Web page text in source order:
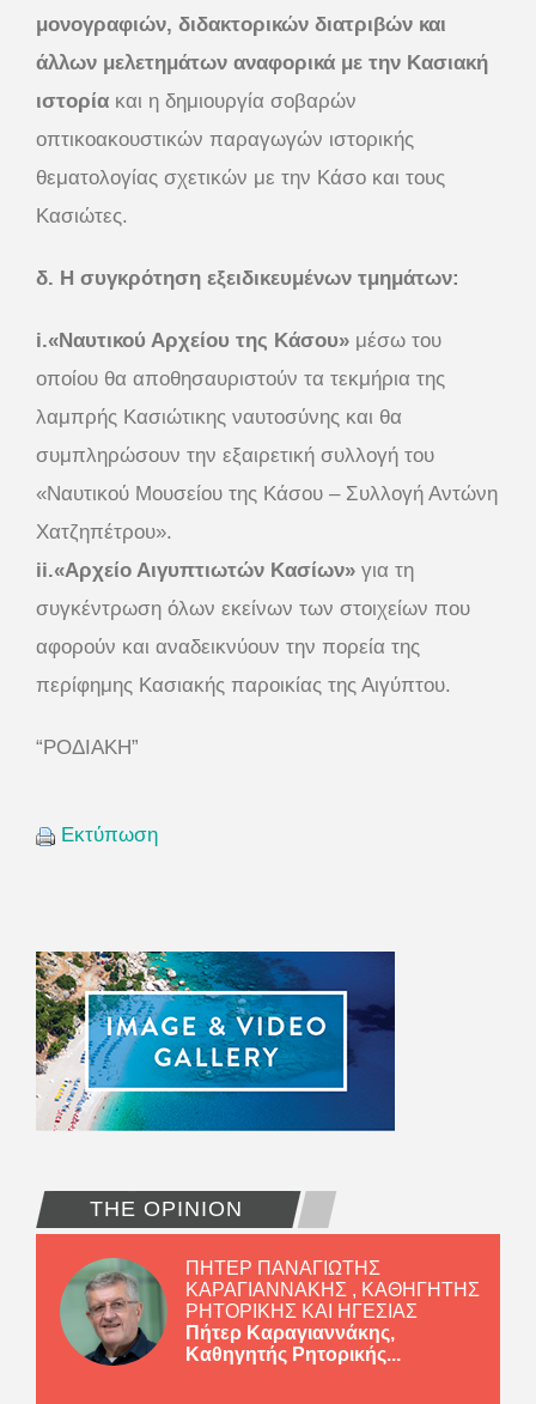
μονογραφιών, διδακτορικών διατριβών και
άλλων μελετημάτων αναφορικά με την Κασιακή
ιστορία και η δημιουργία σοβαρών
οπτικοακουστικών παραγωγών ιστορικής
θεματολογίας σχετικών με την Κάσο και τους
Κασιώτες.
δ. Η συγκρότηση εξειδικευμένων τμημάτων:
i.«Ναυτικού Αρχείου της Κάσου» μέσω του
οποίου θα αποθησαυριστούν τα τεκμήρια της
λαμπρής Κασιώτικης ναυτοσύνης και θα
συμπληρώσουν την εξαιρετική συλλογή του
«Ναυτικού Μουσείου της Κάσου – Συλλογή Αντώνη
Χατζηπέτρου».
ii.«Αρχείο Αιγυπτιωτών Κασίων» για τη
συγκέντρωση όλων εκείνων των στοιχείων που
αφορούν και αναδεικνύουν την πορεία της
περίφημης Κασιακής παροικίας της Αιγύπτου.
“ΡΟΔΙΑΚΗ”
Εκτύπωση
THE OPINION
ΠΗΤΕΡ ΠΑΝΑΓΙΩΤΗΣ
ΚΑΡΑΓΙΑΝΝΑΚΗΣ , ΚΑΘΗΓΗΤΗΣ
ΡΗΤΟΡΙΚΗΣ ΚΑΙ ΗΓΕΣΙΑΣ
Πήτερ Καραγιαννάκης,
Καθηγητής Ρητορικής...